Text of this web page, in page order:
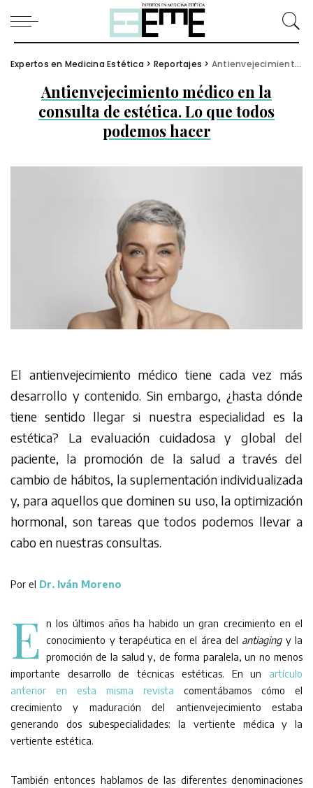
Expertos en Medicina Estética > Reportajes > Antienvejecimiento médico en la consulta de estética. Lo que todos podemos hacer
Antienvejecimiento médico en la
consulta de estética. Lo que todos
podemos hacer
El antienvejecimiento médico tiene cada vez más
desarrollo y contenido. Sin embargo, ¿hasta dónde
tiene sentido llegar si nuestra especialidad es la
estética? La evaluación cuidadosa y global del
paciente, la promoción de la salud a través del
cambio de hábitos, la suplementación individualizada
y, para aquellos que dominen su uso, la optimización
hormonal, son tareas que todos podemos llevar a
cabo en nuestras consultas.
Por el Dr. Iván Moreno
E
n los últimos años ha habido un gran crecimiento en el
conocimiento y terapéutica en el área del antiagingy la
promoción de la salud y, de forma paralela, un no menos
importante desarrollo de técnicas estéticas. En un artículo
anterior en esta misma revista comentábamos cómo el
crecimiento y maduración del antienvejecimiento estaba
generando dos subespecialidades: la vertiente médica y la
vertiente estética.
También entonces hablamos de las diferentes denominaciones